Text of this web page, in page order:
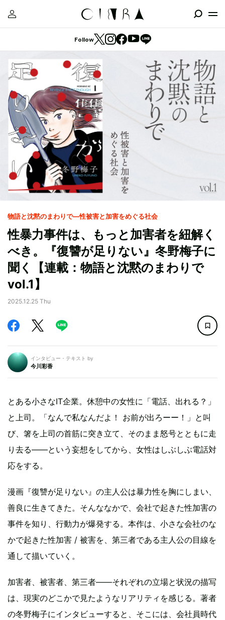
Follow
物語と沈黙のまわりで—性被害と加害をめぐる社会
性暴力事件は、もっと加害者を紐解く
べき。『復讐が足りない』冬野梅子に
聞く【連載：物語と沈黙のまわりで
vol.1】
2025.12.25 Thu
インタビュー・テキスト by
今川彩香
とある小さなIT企業。休憩中の女性に「電話、出れる？」
と上司。「なんで私なんだよ！ お前が出ろーー！」と叫
び、箸を上司の首筋に突き立て、そのまま怒号とともに走
り去る——という妄想をしてから、女性はしぶしぶ電話対
応をする。
漫画『復讐が足りない』の主人公は暴力性を胸にしまい、
善良に生きてきた。そんななかで、会社で起きた性加害の
事件を知り、行動力が爆発する。本作は、小さな会社のな
かで起きた性加害 / 被害を、第三者である主人公の目線を
通して描いていく。
加害者、被害者、第三者——それぞれの立場と状況の描写
は、現実のどこかで見たようなリアリティを感じる。著者
の冬野梅子にインタビューすると、そこには、会社員時代